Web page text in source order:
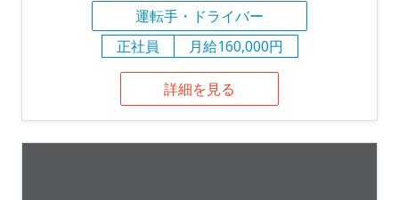
運転手・ドライバー
正社員
月給160,000円
詳細を見る